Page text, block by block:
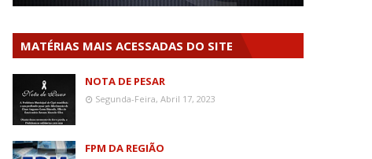
MATÉRIAS MAIS ACESSADAS DO SITE
NOTA DE PESAR
Segunda-Feira, Abril 17, 2023
FPM DA REGIÃO